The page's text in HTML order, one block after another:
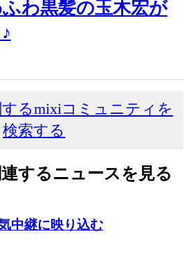
わ黒髪の玉木宏が
するmixiコミュニティを
検索する
連するニュースを見る
中継に映り込む